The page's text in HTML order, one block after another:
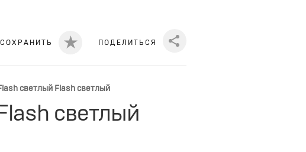
Share
ПОДЕЛИТЬСЯ
СОХРАНИТЬ
светлый Flash светлый
светлый